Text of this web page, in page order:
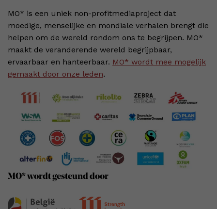
MO* is een uniek non-profitmediaproject dat
moedige, menselijke en mondiale verhalen brengt die
helpen om de wereld rondom ons te begrijpen. MO*
maakt de veranderende wereld begrijpbaar,
ervaarbaar en hanteerbaar. MO* wordt mee mogelijk
gemaakt door onze leden.
MO* wordt gesteund door